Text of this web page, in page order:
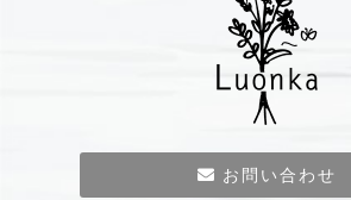
お問い合わせ